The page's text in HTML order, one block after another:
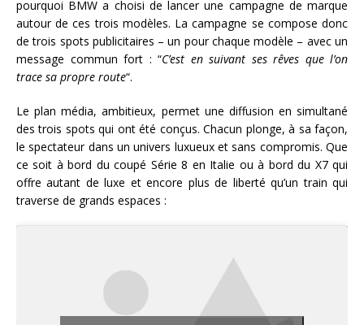
pourquoi BMW a choisi de lancer une campagne de marque
autour de ces trois modèles. La campagne se compose donc
de trois spots publicitaires – un pour chaque modèle – avec un
message commun fort : “C’est en suivant ses rêves que l’on
trace sa propre route“.
Le plan média, ambitieux, permet une diffusion en simultané
des trois spots qui ont été conçus. Chacun plonge, à sa façon,
le spectateur dans un univers luxueux et sans compromis. Que
ce soit à bord du coupé Série 8 en Italie ou à bord du X7 qui
offre autant de luxe et encore plus de liberté qu’un train qui
traverse de grands espaces :